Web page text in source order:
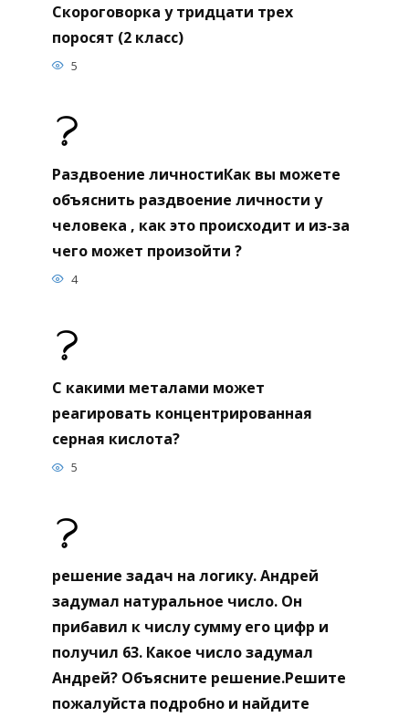
Скороговорка у тридцати трех
поросят (2 класс)
5
Раздвоение личностиКак вы можете
объяснить раздвоение личности у
человека , как это происходит и из-за
чего может произойти ?
4
С какими металами может
реагировать концентрированная
серная кислота?
5
решение задач на логику. Андрей
задумал натуральное число. Он
прибавил к числу сумму его цифр и
получил 63. Какое число задумал
Андрей? Объясните решение.Решите
пожалуйста подробно и найдите